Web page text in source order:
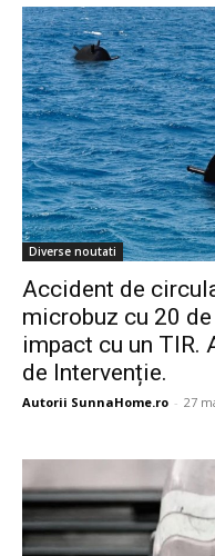
Diverse noutati
Accident de
microbuz cu 20
impact cu un TIR.
de Intervenție.
Autorii SunnaHome.ro - 27